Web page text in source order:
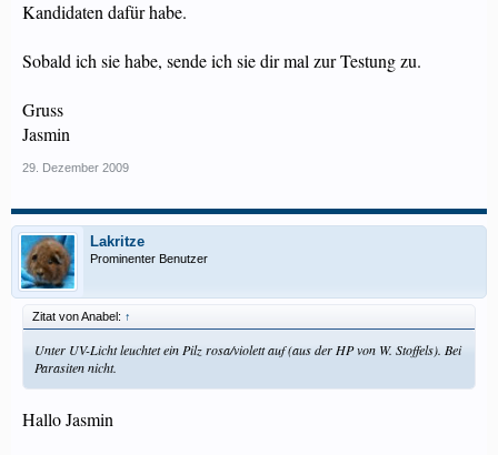
Kandidaten dafür habe.
Sobald ich sie habe, sende ich sie dir mal zur Testung zu.
Gruss
Jasmin
29. Dezember 2009
Lakritze
Prominenter Benutzer
Zitat von Anabel: ↑
Unter UV-Licht leuchtet ein Pilz rosa/violett auf (aus der HP von W. Stoffels). Bei
Parasiten nicht.
Hallo Jasmin